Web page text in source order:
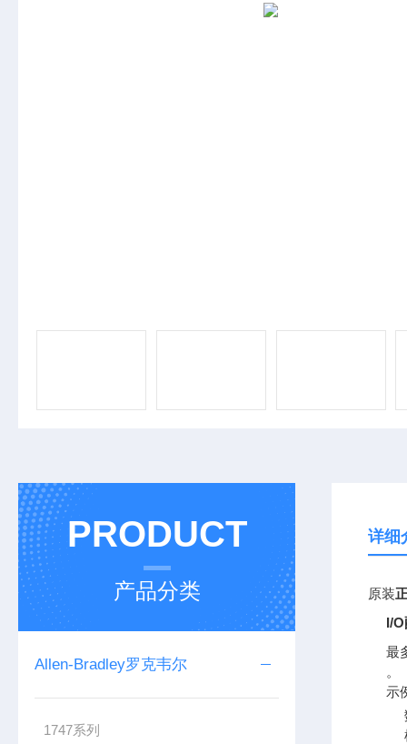
PRODUCT
产品分类
Allen-Bradley罗克韦尔
1747系列
详细
原装
I/
最
。
示